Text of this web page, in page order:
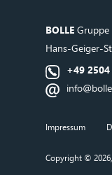
BOLLE Gruppe
+49
Impressum
Copyright ©